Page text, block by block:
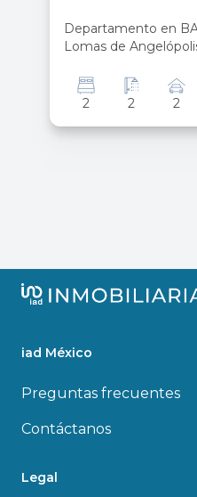
Departamento en
Lomas de
2 2 2
iad México
Preguntas frecuentes
Contáctanos
Legal